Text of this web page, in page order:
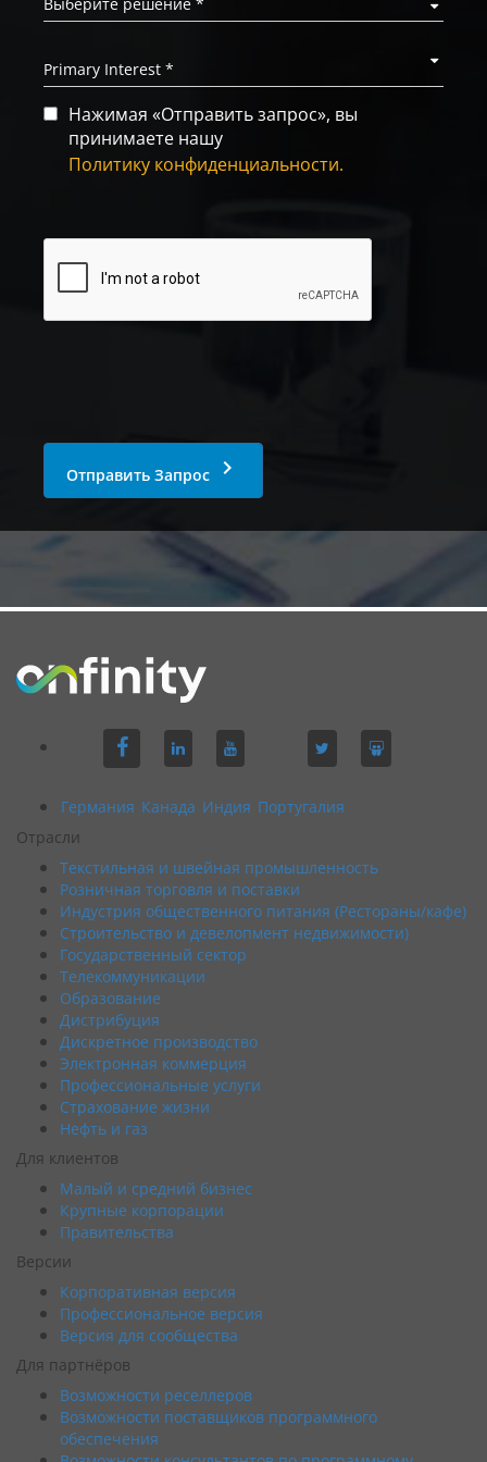
Нажимая «Отправить запрос», вы
принимаете нашу
Политику конфиденциальности.
Отправить Запрос keyboard_arrow_right
Германия Канада Индия Португалия
Отрасли
Текстильная и швейная промышленность
Розничная торговля и поставки
Индустрия общественного питания (Рестораны/кафе)
Строительство и девелопмент недвижимости)
Государственный сектор
Телекоммуникации
Образование
Дистрибуция
Дискретное производство
Электронная коммерция
Профессиональные услуги
Страхование жизни
Нефть и газ
Для клиентов
Малый и средний бизнес
Крупные корпорации
Правительства
Версии
Корпоративная версия
Профессиональное версия
Версия для сообщества
Для партнёров
Возможности реселлеров
Возможности поставщиков программного
обеспечения